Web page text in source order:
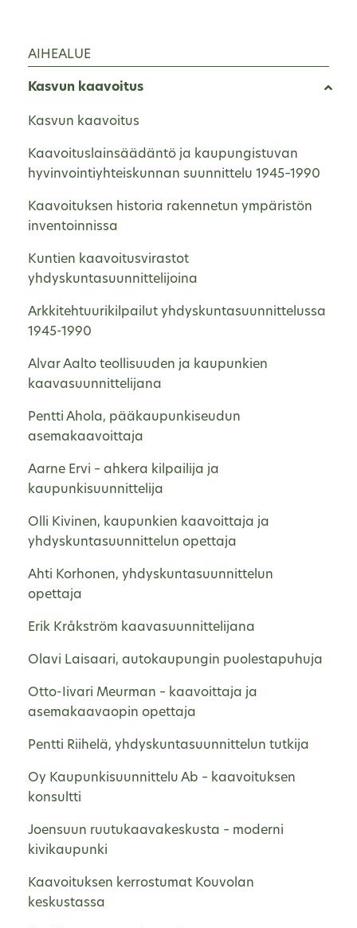
AIHEALUE
Kasvun kaavoitus
Kasvun kaavoitus
Kaavoituslainsäädäntö ja kaupungistuvan
hyvinvointiyhteiskunnan suunnittelu 1945–1990
Kaavoituksen historia rakennetun ympäristön
inventoinnissa
Kuntien kaavoitusvirastot
yhdyskuntasuunnittelijoina
Arkkitehtuurikilpailut yhdyskuntasuunnittelussa
1945-1990
Alvar Aalto teollisuuden ja kaupunkien
kaavasuunnittelijana
Pentti Ahola, pääkaupunkiseudun
asemakaavoittaja
Aarne Ervi – ahkera kilpailija ja
kaupunkisuunnittelija
Olli Kivinen, kaupunkien kaavoittaja ja
yhdyskuntasuunnittelun opettaja
Ahti Korhonen, yhdyskuntasuunnittelun
opettaja
Erik Kråkström kaavasuunnittelijana
Olavi Laisaari, autokaupungin puolestapuhuja
Otto-Iivari Meurman – kaavoittaja ja
asemakaavaopin opettaja
Pentti Riihelä, yhdyskuntasuunnittelun tutkija
Oy Kaupunkisuunnittelu Ab – kaavoituksen
konsultti
Joensuun ruutukaavakeskusta – moderni
kivikaupunki
Kaavoituksen kerrostumat Kouvolan
keskustassa